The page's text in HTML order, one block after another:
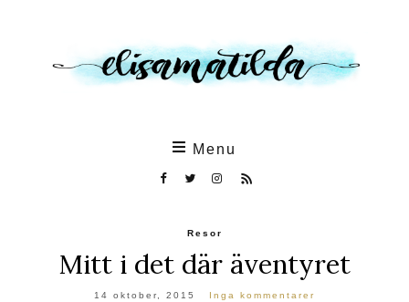
Menu
Resor
Mitt i det där äventyret
14 oktober, 2015 Inga kommentarer